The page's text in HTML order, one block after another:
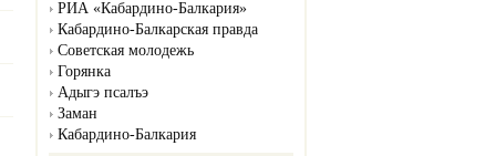
РИА «Кабардино-Балкария»
Кабардино-Балкарская правда
Советская молодежь
Горянка
Адыгэ псалъэ
Заман
Кабардино-Балкария